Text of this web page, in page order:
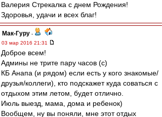
Валерия Стрекалка с днем Рождения!
Здоровья, удачи и всех благ!
Мак-Гуру -
03 мар 2016 21:31
Доброе всем!
Админы не трите пару часов (с)
КБ Анапа (и рядом) если есть у кого знакомые/
друзья/коллеги), кто подскажет куда соваться с
отдыхом этим летом, будет отлично.
Июль выезд, мама, дома и ребенок)
Вообщем, ну вы поняли, мне этот отдых